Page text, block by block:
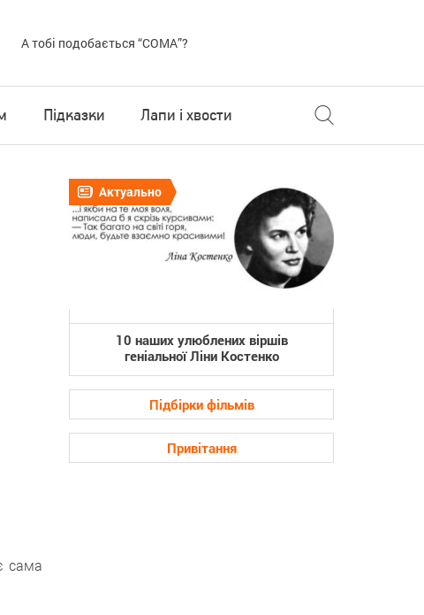
А тобі подобається “COMA”?
Підказки Лапи і хвости
сама
Актуально
10 наших улюблених віршів
геніальної Ліни Костенко
Підбірки фільмів
Привітання